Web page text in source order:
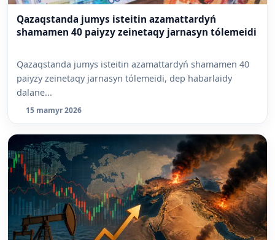
Qazaqstanda jumys isteitin azamattardyń
shamamen 40 paiyzy zeinetaqy jarnasyn tólemeidi
Qazaqstanda jumys isteitin azamattardyń shamamen 40
paiyzy zeinetaqy jarnasyn tólemeidi, dep habarlaidy
dalane...
15 mamyr 2026